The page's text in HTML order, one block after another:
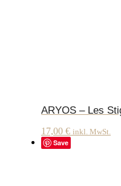
ARYOS – Les
17,00 € inkl. MwSt.
Save